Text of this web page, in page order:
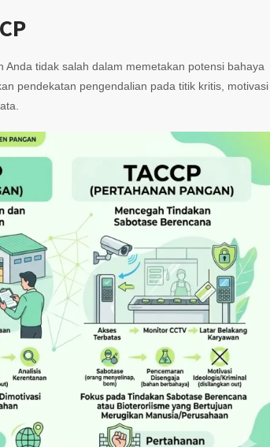
tidak salah dalam memetakan potensi bahaya
pendekatan pengendalian pada titik kritis, motivasi